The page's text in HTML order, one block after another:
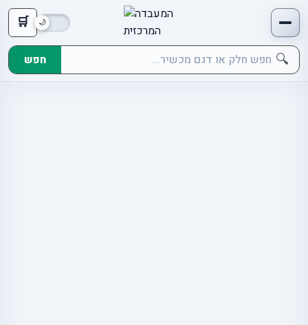
🛒
🔍 חפש